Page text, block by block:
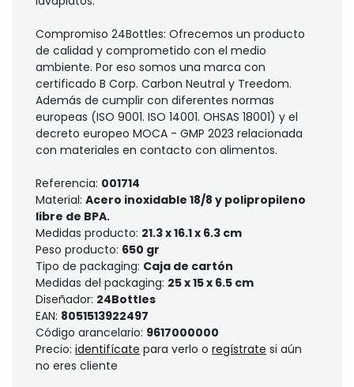
Compromiso 24Bottles: Ofrecemos un producto
de calidad y comprometido con el medio
ambiente. Por eso somos una marca con
certificado B Corp. Carbon Neutral y Treedom.
Además de cumplir con diferentes normas
europeas (ISO 9001. ISO 14001. OHSAS 18001) y el
decreto europeo MOCA - GMP 2023 relacionada
con materiales en contacto con alimentos.
Referencia: 001714
Material: Acero inoxidable 18/8 y polipropileno
libre de BPA.
Medidas producto: 21.3 x 16.1 x 6.3 cm
Peso producto: 650 gr
Tipo de packaging: Caja de cartón
Medidas del packaging: 25 x 15 x 6.5 cm
Diseñador: 24Bottles
EAN: 8051513922497
Código arancelario: 9617000000
Precio: identifícate para verlo o regístrate si aún
no eres cliente